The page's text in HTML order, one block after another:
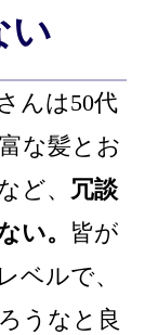
い
んは50代
な髪とお
ど、 冗談
い。 皆が
ベルで、
うなと良